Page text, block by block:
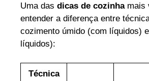
Uma das dicas de cozinhamais
entender a diferença entre
cozimento úmido (com líquidos)
líquidos):
Técnica